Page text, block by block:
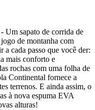
sapato de corrida de
de montanha com
a cada passo que você der:
mais conforto e
rochas com uma folha de
Continental fornece a
terrenos. E ainda assim, o
à nova espuma EVA
alturas!